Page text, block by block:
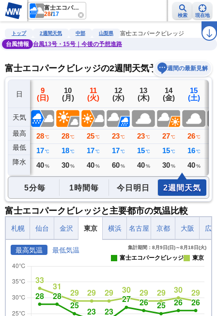
富士エコパークビレッジ
28/17 検索 現在地
雨雲レーダー 台風情報 地震情報 警報・注意報 2週間天気 ラ
トップ 2週間天気 中部 山梨県
富士エコパークビレッジ
台風情報
台風13号・15号｜今後の予想進路
富士エコパークビレッジの2週間天気予報週間の最新見解
日
天気
最高
最低
降水
8
(土)
28 ℃
18 ℃
0 ミリ
9
(日)
28 ℃
17 ℃
40 %
10
(月)
28 ℃
18 ℃
30 %
11
(火)
25 ℃
17 ℃
40 %
12
(水)
23 ℃
17 ℃
60 %
13
(木)
23 ℃
15 ℃
40 %
14
(金)
27 ℃
15 ℃
30 %
15
(土)
26 ℃
16 ℃
40 %
5分毎 1時間毎 今日明日 2週間天気
富士エコパークビレッジと主要都市の気温比較
札幌 仙台 金沢 東京 横浜 名古屋 京都 大阪 広
最高気温 最低気温 集計期間：8月9日(日)～8月18日(火)
富士エコパークビレッジ 東京